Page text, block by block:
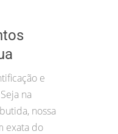
e
na
nossa
exata do